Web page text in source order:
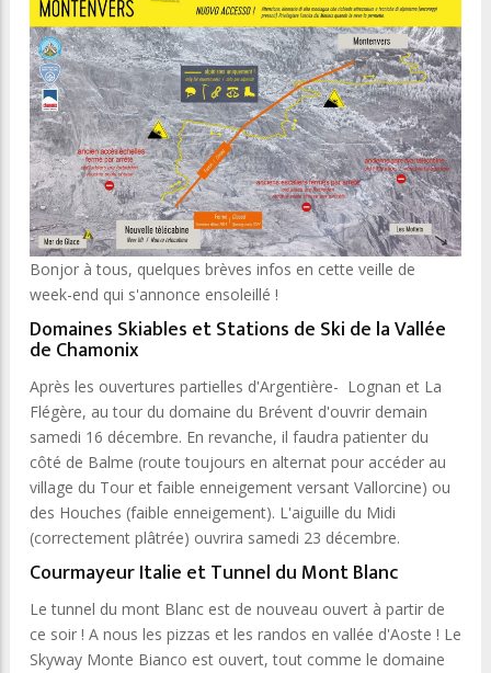
Bonjor à tous, quelques brèves infos en cette veille de
week-end qui s'annonce ensoleillé !
Domaines Skiables et Stations de Ski de la Vallée
de Chamonix
Après les ouvertures partielles d'Argentière- Lognan et La
Flégère, au tour du domaine du Brévent d'ouvrir demain
samedi 16 décembre. En revanche, il faudra patienter du
côté de Balme (route toujours en alternat pour accéder au
village du Tour et faible enneigement versant Vallorcine) ou
des Houches (faible enneigement). L'aiguille du Midi
(correctement plâtrée) ouvrira samedi 23 décembre.
Courmayeur Italie et Tunnel du Mont Blanc
Le tunnel du mont Blanc est de nouveau ouvert à partir de
ce soir ! A nous les pizzas et les randos en vallée d'Aoste ! Le
Skyway Monte Bianco est ouvert, tout comme le domaine